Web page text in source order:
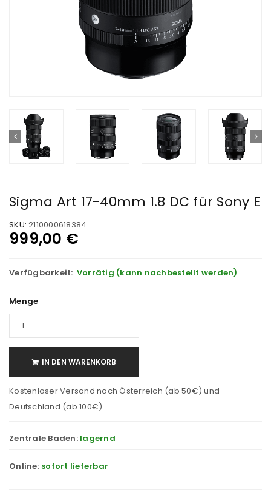
Sigma Art 17-40mm 1.8 DC für Sony E
SKU: 2110000618384
999,00 €
Verfügbarkeit: Vorrätig (kann nachbestellt werden)
Menge
IN DEN WARENKORB
Kostenloser Versand nach Österreich (ab 50€) und
Deutschland (ab 100€)
Zentrale Baden: lagernd
Online: sofort lieferbar